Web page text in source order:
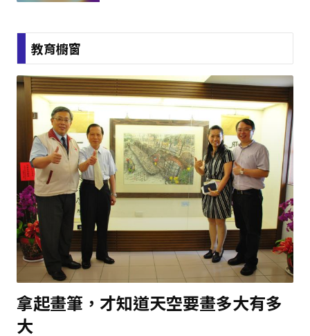
教育櫥窗
拿起畫筆，才知道天空要畫多大有多
大